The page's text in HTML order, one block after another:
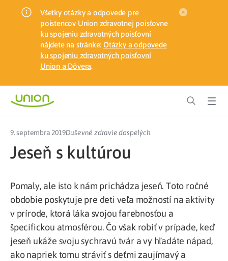
Všetky otázky a odpovede pre
poistencov Union zdravotnej poisťovne
ku spojeniu zdravotných poisťovní
nájdete na stránke: Otázky a odpovede
ku spojeniu zdravotných poisťovní
Union a Dôvera.
9. septembra 2019Duševné zdravie dospelých
Jeseň s kultúrou
Pomaly, ale isto k nám prichádza jeseň. Toto ročné
obdobie poskytuje pre deti veľa možností na aktivity
v prírode, ktorá láka svojou farebnosťou a
špecifickou atmosférou. Čo však robiť v prípade, keď
jeseň ukáže svoju sychravú tvár a vy hľadáte nápad,
ako napriek tomu stráviť s deťmi zaujímavý a